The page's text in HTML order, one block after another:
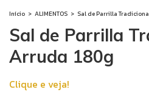
Início > ALIMENTOS > Sal de Parrilla
Sal de Parrilla
Arruda 180g
Clique e veja!